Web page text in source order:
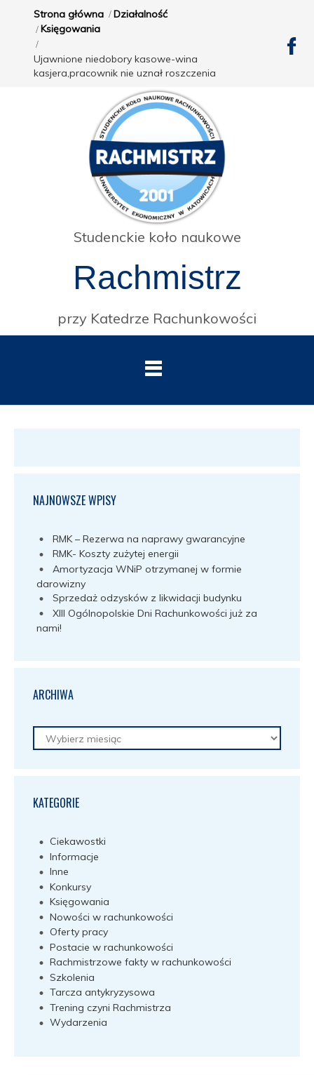
Strona główna
Działalność
Księgowania
Ujawnione niedobory kasowe-wina
kasjera,pracownik nie uznał roszczenia
Studenckie koło naukowe
Rachmistrz
przy Katedrze Rachunkowości
NAJNOWSZE WPISY
RMK – Rezerwa na naprawy gwarancyjne
RMK- Koszty zużytej energii
Amortyzacja WNiP otrzymanej w formie
darowizny
Sprzedaż odzysków z likwidacji budynku
XIII Ogólnopolskie Dni Rachunkowości już za
nami!
ARCHIWA
Archiwa
KATEGORIE
Ciekawostki
Informacje
Inne
Konkursy
Księgowania
Nowości w rachunkowości
Oferty pracy
Postacie w rachunkowości
Rachmistrzowe fakty w rachunkowości
Szkolenia
Tarcza antykryzysowa
Trening czyni Rachmistrza
Wydarzenia